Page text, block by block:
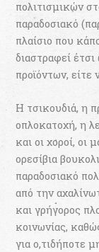
πολιτισμικών
παραδοσιακό
πλαίσιο που
διαστραφεί
προϊόντων, είτε
Η τσικουδιά, η
οπλοκατοχή, η
και οι χοροί, οι
ορεσίβια
παραδοσιακό
από την
και γρήγορος
κοινωνίας,
για ο,τιδήποτε